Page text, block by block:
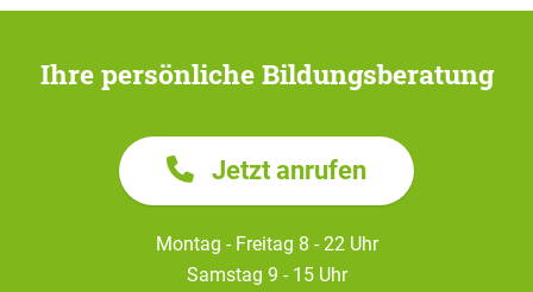
Ihre persönliche Bildungsberatung
Jetzt anrufen
Montag - Freitag 8 - 22 Uhr
Samstag 9 - 15 Uhr